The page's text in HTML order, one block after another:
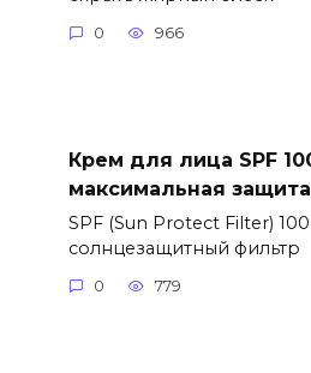
0 966
Крем для лица SPF
максимальная
SPF (Sun Protect Filter) 100
солнцезащитный фильтр
0 779